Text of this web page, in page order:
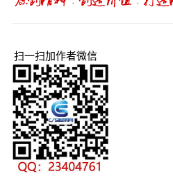
扫一扫加作者微信